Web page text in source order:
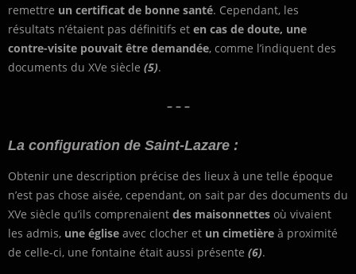
remettre un certificat de bonne santé. Cependant, les
résultats n’étaient pas définitifs et en cas de doute, une
contre-visite pouvait être demandée, comme l’indiquent des
documents du XVe siècle (5).
– – –
La configuration de Saint-Lazare :
Obtenir une description précise des lieux à une telle époque
n’est pas chose aisée, cependant, on sait par des documents du
XVe siècle qu’ils comprenaient des maisonnettes où vivaient
les admis, une église avec clocher et un cimetière à proximité
de celle-ci, une fontaine était aussi présente (6).